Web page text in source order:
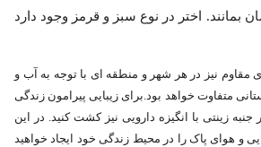
بمانند. اختر در نوع سبز و قرمز وجود دارد
مقاوم نیز در هر شهر و منطقه ای با توجه به آب و
متفاوت خواهد بود.برای زیبایی پیرامون زندگی
زینتی با انگیزه دارویی نیز کشت کنید. در این
و هوای پاک را در محیط زندگی خود ایجاد خواهید